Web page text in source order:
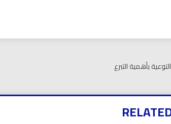
بأهمية التبرع